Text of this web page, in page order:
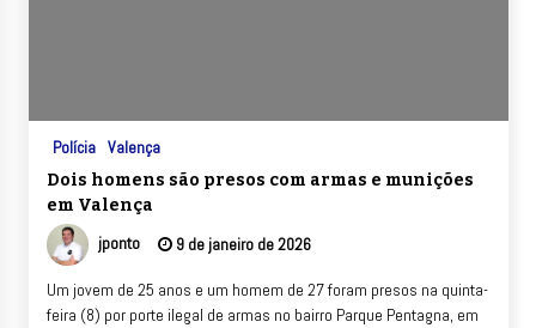
Polícia Valença
Dois homens são presos com armas e munições
em Valença
jponto 9 de janeiro de 2026
Um jovem de 25 anos e um homem de 27 foram presos na quinta-
feira (8) por porte ilegal de armas no bairro Parque Pentagna, em